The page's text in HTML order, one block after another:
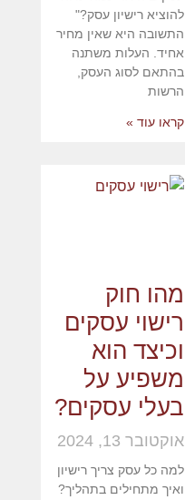
להוציא רישיון עסק?"
התשובה היא שאין מחיר
אחיד. העלות משתנה
בהתאם לסוג העסק,
הרשות
קראו עוד »
מהו חוק
רישוי עסקים
וכיצד הוא
משפיע על
בעלי עסקים?
אוקטובר 13, 2024
למה כל עסק צריך רישיון
ואיך מתחילים בתהליך?